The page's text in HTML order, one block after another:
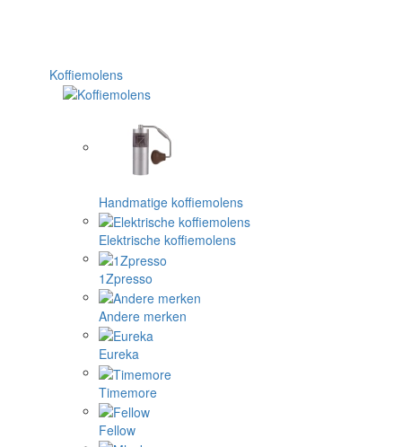
Koffiemolens
Handmatige koffiemolens
Elektrische koffiemolens
1Zpresso
Andere merken
Eureka
Timemore
Fellow